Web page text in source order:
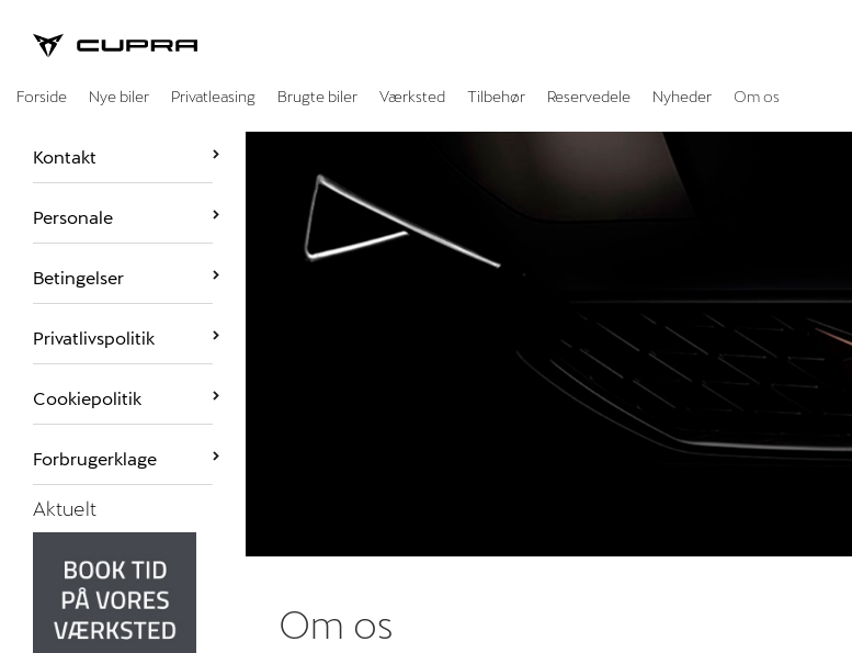
Forside Nye biler Privatleasing Brugte biler Værksted Tilbehør Reservedele Nyheder Om os
Kontakt
Personale
Betingelser
Privatlivspolitik
Cookiepolitik
Forbrugerklage
Aktuelt
Om os